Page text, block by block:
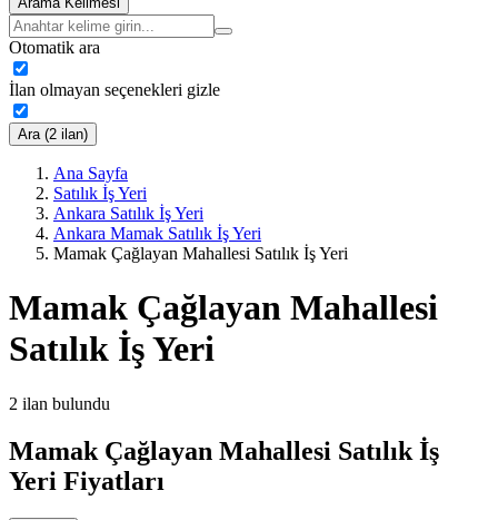
Otomatik ara
İlan olmayan seçenekleri gizle
Ara (2 ilan)
Ana Sayfa
Satılık İş Yeri
Ankara Satılık İş Yeri
Ankara Mamak Satılık İş Yeri
Mamak Çağlayan Mahallesi Satılık İş Yeri
Mamak Çağlayan Mahallesi
Satılık İş Yeri
2 ilan bulundu
Mamak Çağlayan Mahallesi Satılık İş
Yeri Fiyatları